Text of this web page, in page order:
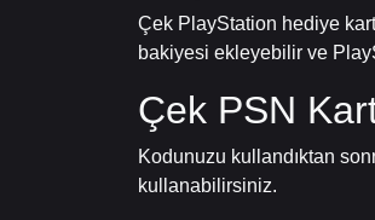
Çek PlayStation hediye
bakiyesi ekleyebilir ve
Çek PSN
Kodunuzu kullandıktan
kullanabilirsiniz.